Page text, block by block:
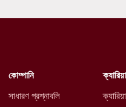
কোম্পানি
সাধারণ প্রশ্নাবলি